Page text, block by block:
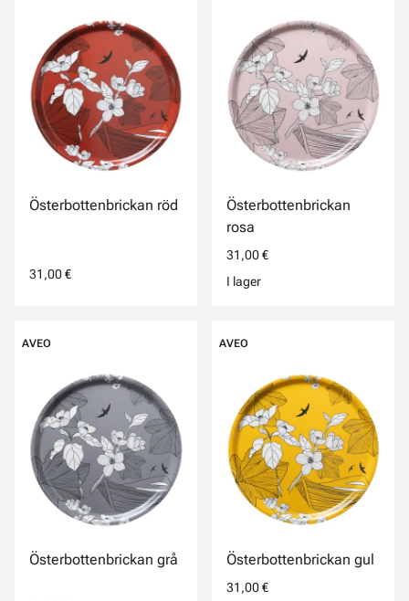
Österbottenbrickan röd
31,00 €
Österbottenbrickan
rosa
31,00 €
I lager
AVEO
Österbottenbrickan grå
AVEO
Österbottenbrickan gul
31,00 €